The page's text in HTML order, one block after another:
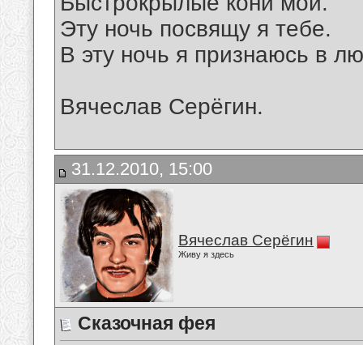
Эту ночь посвящу я тебе.
В эту ночь я признаюсь в
Вячеслав Серёгин.
31.12.2010, 15:00
Вячеслав Серёгин
Живу я здесь
Сказочная фея